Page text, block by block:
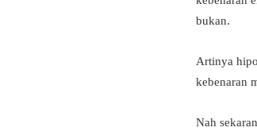
bukan.
Artinya
kebenaran
Nah